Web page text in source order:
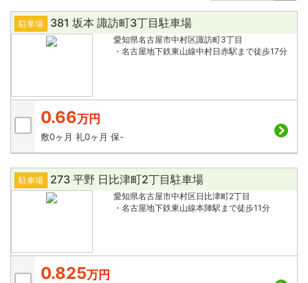
駐車場 381 坂本 諏訪町3丁目駐車場
愛知県名古屋市中村区諏訪町3丁目
・名古屋地下鉄東山線中村日赤駅まで徒歩17分
0.66万円
敷0ヶ月 礼0ヶ月 保-
駐車場 273 平野 日比津町2丁目駐車場
愛知県名古屋市中村区日比津町2丁目
・名古屋地下鉄東山線本陣駅まで徒歩11分
0.825万円